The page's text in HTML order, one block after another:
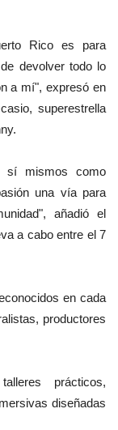
Rico es para
devolver todo lo
a mí", expresó en
superestrella
sí mismos como
una vía para
añadió el
a cabo entre el 7
en cada
productores
prácticos,
diseñadas